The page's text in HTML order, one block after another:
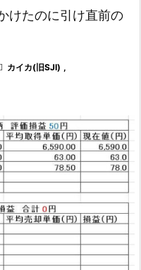
けたのに引け直前の
カイカ(旧SJI) ,